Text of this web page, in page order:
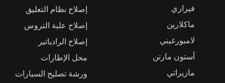
فيراري
ماكلارين
لامبورغيني
أستون مارتن
مازيراتي
إصلاح نظام التعليق
إصلاح علبة التروس
إصلاح الرادياتير
محل الإطارات
ورشة تصليح السيارات